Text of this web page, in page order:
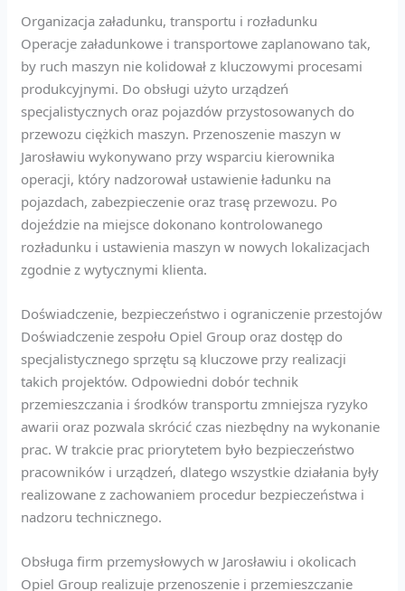
Organizacja załadunku, transportu i rozładunku
Operacje załadunkowe i transportowe zaplanowano tak,
by ruch maszyn nie kolidował z kluczowymi procesami
produkcyjnymi. Do obsługi użyto urządzeń
specjalistycznych oraz pojazdów przystosowanych do
przewozu ciężkich maszyn. Przenoszenie maszyn w
Jarosławiu wykonywano przy wsparciu kierownika
operacji, który nadzorował ustawienie ładunku na
pojazdach, zabezpieczenie oraz trasę przewozu. Po
dojeździe na miejsce dokonano kontrolowanego
rozładunku i ustawienia maszyn w nowych lokalizacjach
zgodnie z wytycznymi klienta.
Doświadczenie, bezpieczeństwo i ograniczenie przestojów
Doświadczenie zespołu Opiel Group oraz dostęp do
specjalistycznego sprzętu są kluczowe przy realizacji
takich projektów. Odpowiedni dobór technik
przemieszczania i środków transportu zmniejsza ryzyko
awarii oraz pozwala skrócić czas niezbędny na wykonanie
prac. W trakcie prac priorytetem było bezpieczeństwo
pracowników i urządzeń, dlatego wszystkie działania były
realizowane z zachowaniem procedur bezpieczeństwa i
nadzoru technicznego.
Obsługa firm przemysłowych w Jarosławiu i okolicach
Opiel Group realizuje przenoszenie i przemieszczanie